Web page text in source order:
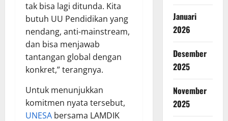
tak bisa lagi ditunda. Kita
butuh UU Pendidikan yang
nendang, anti-mainstream,
dan bisa menjawab
tantangan global dengan
konkret,” terangnya.
Untuk menunjukkan
komitmen nyata tersebut,
UNESA bersama LAMDIK
Januari
2026
Desember
2025
November
2025